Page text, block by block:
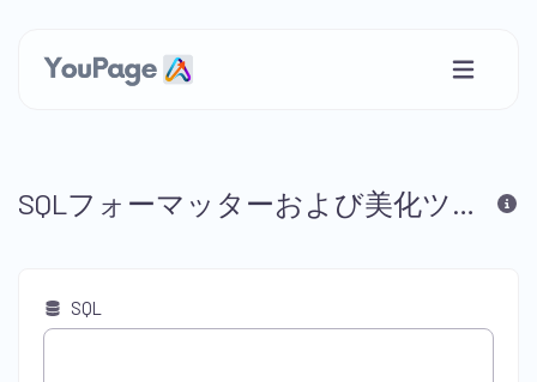
SQLフォーマッターおよび美化ツール
SQL